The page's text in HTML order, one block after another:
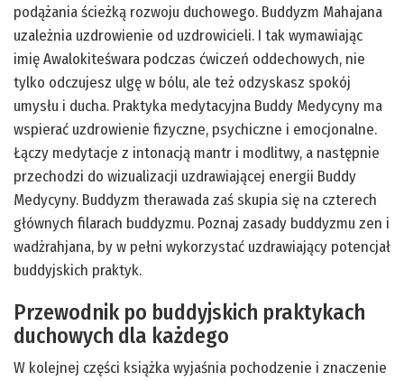
podążania ścieżką rozwoju duchowego. Buddyzm Mahajana
uzależnia uzdrowienie od uzdrowicieli. I tak wymawiając
imię Awalokiteśwara podczas ćwiczeń oddechowych, nie
tylko odczujesz ulgę w bólu, ale też odzyskasz spokój
umysłu i ducha. Praktyka medytacyjna Buddy Medycyny ma
wspierać uzdrowienie fizyczne, psychiczne i emocjonalne.
Łączy medytacje z intonacją mantr i modlitwy, a następnie
przechodzi do wizualizacji uzdrawiającej energii Buddy
Medycyny. Buddyzm therawada zaś skupia się na czterech
głównych filarach buddyzmu. Poznaj zasady buddyzmu zen i
wadżrahjana, by w pełni wykorzystać uzdrawiający potencjał
buddyjskich praktyk.
Przewodnik po buddyjskich praktykach
duchowych dla każdego
W kolejnej części książka wyjaśnia pochodzenie i znaczenie